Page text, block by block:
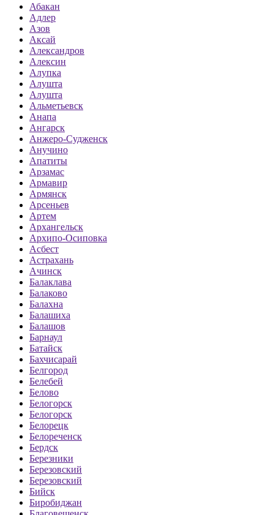
Абакан
Адлер
Азов
Аксай
Александров
Алексин
Алупка
Алушта
Алушта
Альметьевск
Анапа
Ангарск
Анжеро-Судженск
Анучино
Апатиты
Арзамас
Армавир
Армянск
Арсеньев
Артем
Архангельск
Архипо-Осиповка
Асбест
Астрахань
Ачинск
Балаклава
Балаково
Балахна
Балашиха
Балашов
Барнаул
Батайск
Бахчисарай
Белгород
Белебей
Белово
Белогорск
Белогорск
Белорецк
Белореченск
Бердск
Березники
Березовский
Березовский
Бийск
Биробиджан